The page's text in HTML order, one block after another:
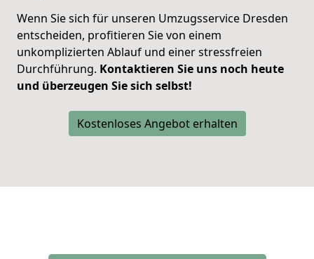
Wenn Sie sich für unseren Umzugsservice Dresden
entscheiden, profitieren Sie von einem
unkomplizierten Ablauf und einer stressfreien
Durchführung. Kontaktieren Sie uns noch heute
und überzeugen Sie sich selbst!
Kostenloses Angebot erhalten